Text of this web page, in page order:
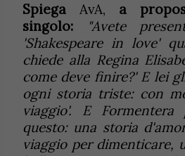
Spiega AvA, a
singolo:
"Avete
'Shakespeare in love'
chiede alla Regina
come deve finire?' E lei
ogni storia triste: con
viaggio'. E
questo: una storia
viaggio per dimenticare,